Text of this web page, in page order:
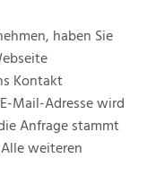
haben Sie
Kontakt
Mail-Adresse wird
Anfrage stammt
weiteren